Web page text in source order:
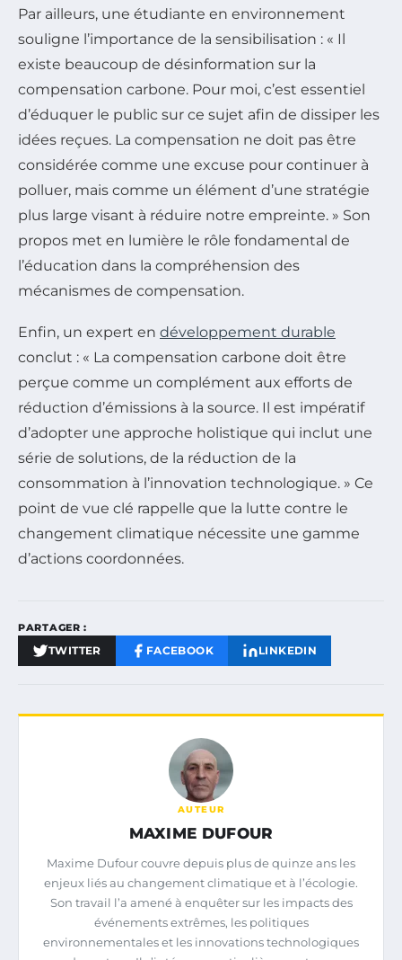
Par ailleurs, une étudiante en environnement
souligne l’importance de la sensibilisation : « Il
existe beaucoup de désinformation sur la
compensation carbone. Pour moi, c’est essentiel
d’éduquer le public sur ce sujet afin de dissiper les
idées reçues. La compensation ne doit pas être
considérée comme une excuse pour continuer à
polluer, mais comme un élément d’une stratégie
plus large visant à réduire notre empreinte. » Son
propos met en lumière le rôle fondamental de
l’éducation dans la compréhension des
mécanismes de compensation.
Enfin, un expert en développement durable
conclut : « La compensation carbone doit être
perçue comme un complément aux efforts de
réduction d’émissions à la source. Il est impératif
d’adopter une approche holistique qui inclut une
série de solutions, de la réduction de la
consommation à l’innovation technologique. » Ce
point de vue clé rappelle que la lutte contre le
changement climatique nécessite une gamme
d’actions coordonnées.
PARTAGER :
TWITTER FACEBOOK LINKEDIN
AUTEUR
MAXIME DUFOUR
Maxime Dufour couvre depuis plus de quinze ans les
enjeux liés au changement climatique et à l’écologie.
Son travail l’a amené à enquêter sur les impacts des
événements extrêmes, les politiques
environnementales et les innovations technologiques